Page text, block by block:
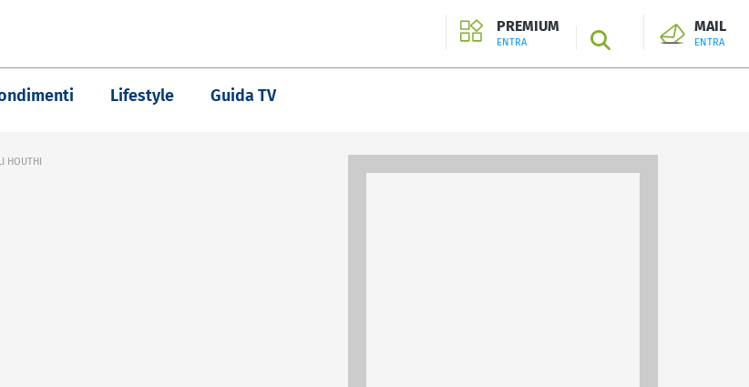
PREMIUM
ENTRA SEARCH
MAIL
ENTRA
Lifestyle Guida TV
HOUTHI